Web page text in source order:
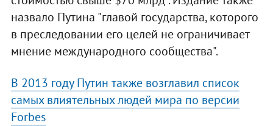
назвало Путина "главой государства, которого
в преследовании его целей не ограничивает
мнение международного сообщества".
В 2013 году Путин также возглавил список
самых влиятельных людей мира по версии
Forbes